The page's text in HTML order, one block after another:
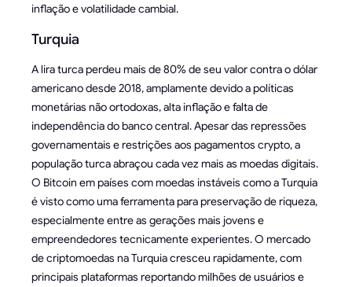
inflação e volatilidade cambial.
Turquia
A lira turca perdeu mais de 80% de seu valor contra o dólar
americano desde 2018, amplamente devido a políticas
monetárias não ortodoxas, alta inflação e falta de
independência do banco central. Apesar das repressões
governamentais e restrições aos pagamentos crypto, a
população turca abraçou cada vez mais as moedas digitais.
O Bitcoin em países com moedas instáveis como a Turquia
é visto como uma ferramenta para preservação de riqueza,
especialmente entre as gerações mais jovens e
empreendedores tecnicamente experientes. O mercado
de criptomoedas na Turquia cresceu rapidamente, com
principais plataformas reportando milhões de usuários e